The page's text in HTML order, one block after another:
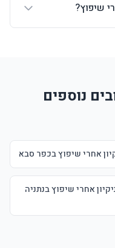
שיפוץ?
נוספים
אחרי שיפוץ בכפר סבא
אחרי שיפוץ בנתניה